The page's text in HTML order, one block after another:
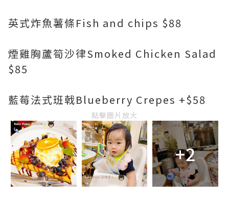
英式炸魚薯條Fish and chips $88
煙雞胸蘆筍沙律Smoked Chicken Salad
$85
藍莓法式班戟Blueberry Crepes +$58
點擊圖片放大
+2